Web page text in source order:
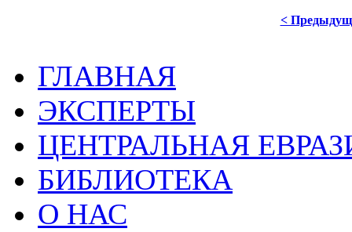
<
ГЛАВНАЯ
ЭКСПЕРТЫ
ЦЕНТРАЛЬНАЯ
БИБЛИОТЕКА
О НАС